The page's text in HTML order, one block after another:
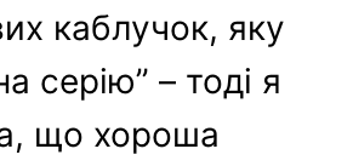
каблучок, яку
серію” – тоді я
що хороша